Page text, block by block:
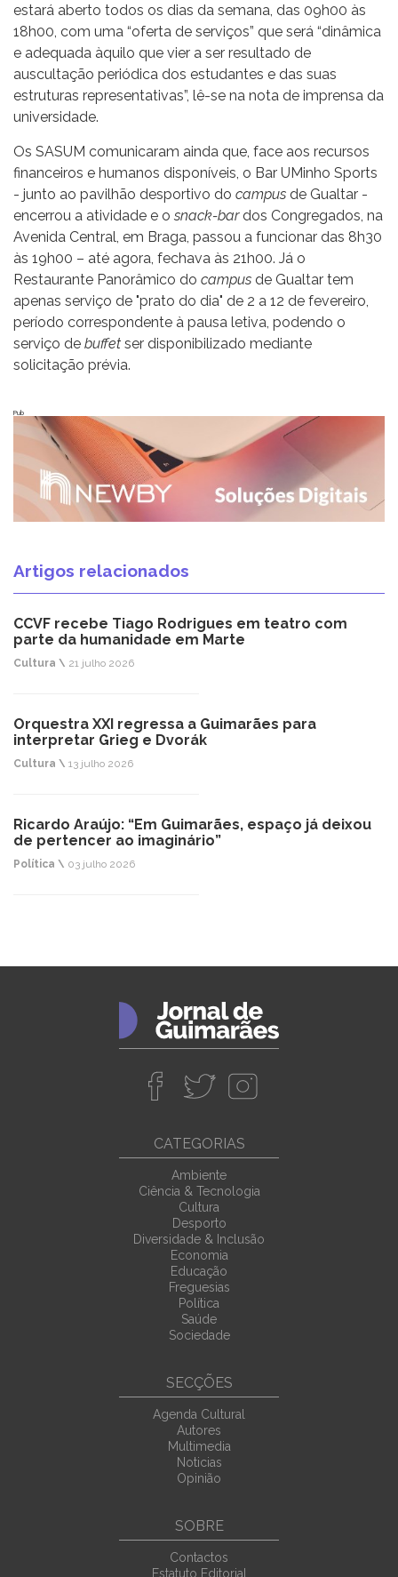
estará aberto todos os dias da semana, das 09h00 às
18h00, com uma “oferta de serviços” que será “dinâmica
e adequada àquilo que vier a ser resultado de
auscultação periódica dos estudantes e das suas
estruturas representativas”, lê-se na nota de imprensa da
universidade.
Os SASUM comunicaram ainda que, face aos recursos
financeiros e humanos disponíveis, o Bar UMinho Sports
- junto ao pavilhão desportivo do campus de Gualtar -
encerrou a atividade e o snack-bardos Congregados, na
Avenida Central, em Braga, passou a funcionar das 8h30
às 19h00 – até agora, fechava às 21h00. Já o
Restaurante Panorâmico do campus de Gualtar tem
apenas serviço de "prato do dia" de 2 a 12 de fevereiro,
período correspondente à pausa letiva, podendo o
serviço de buffet ser disponibilizado mediante
solicitação prévia.
Pub
Artigos relacionados
CCVF recebe Tiago Rodrigues em teatro com
parte da humanidade em Marte
Cultura \ 21 julho 2026
Orquestra XXI regressa a Guimarães para
interpretar Grieg e Dvorák
Cultura \ 13 julho 2026
Ricardo Araújo: “Em Guimarães, espaço já deixou
de pertencer ao imaginário”
Política \ 03 julho 2026
CATEGORIAS
Ambiente
Ciência & Tecnologia
Cultura
Desporto
Diversidade & Inclusão
Economia
Educação
Freguesias
Política
Saúde
Sociedade
SECÇÕES
Agenda Cultural
Autores
Multimedia
Noticias
Opinião
SOBRE
Contactos
Estatuto Editorial